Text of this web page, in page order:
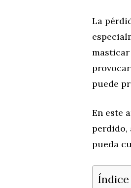
La
puede
En este
perdido,
pueda